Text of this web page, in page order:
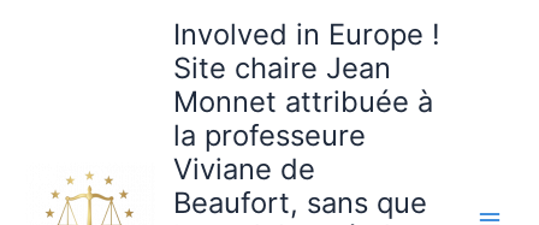
Involved in Europe !
Site chaire Jean
Monnet attribuée à
la professeure
Viviane de
Beaufort, sans que